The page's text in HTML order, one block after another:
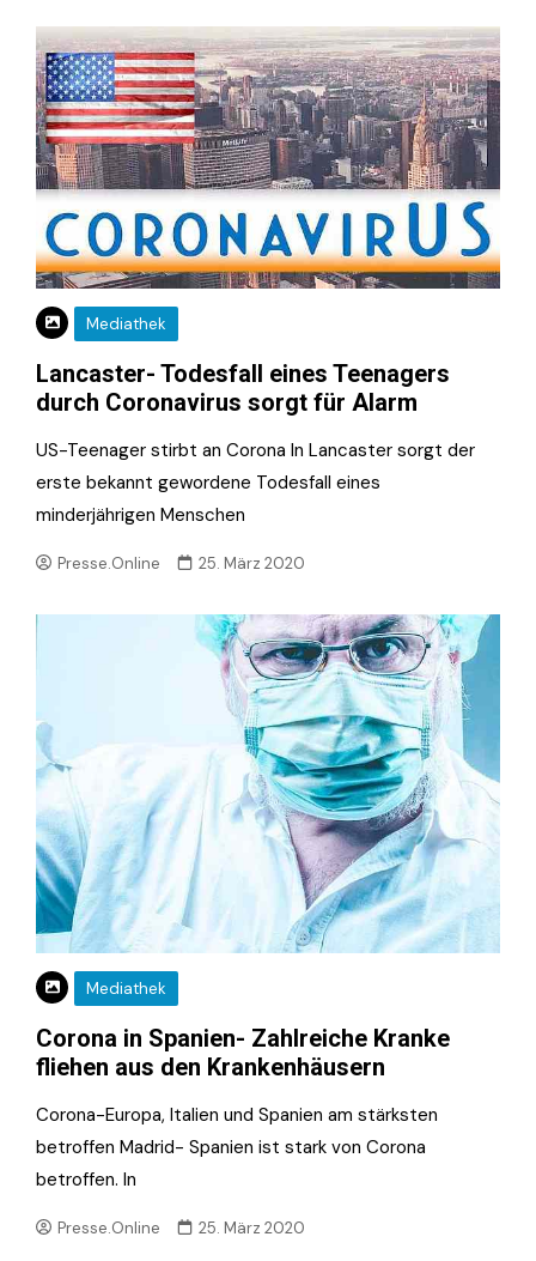
Mediathek
Lancaster- Todesfall eines Teenagers
durch Coronavirus sorgt für Alarm
US-Teenager stirbt an Corona In Lancaster sorgt der
erste bekannt gewordene Todesfall eines
minderjährigen Menschen
Presse.Online 25. März 2020
Mediathek
Corona in Spanien- Zahlreiche Kranke
fliehen aus den Krankenhäusern
Corona-Europa, Italien und Spanien am stärksten
betroffen Madrid- Spanien ist stark von Corona
betroffen. In
Presse.Online 25. März 2020